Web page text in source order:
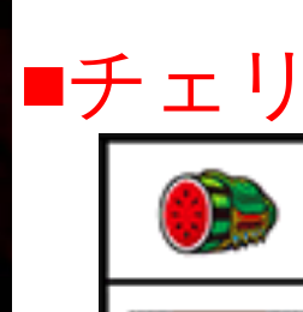
■チェ